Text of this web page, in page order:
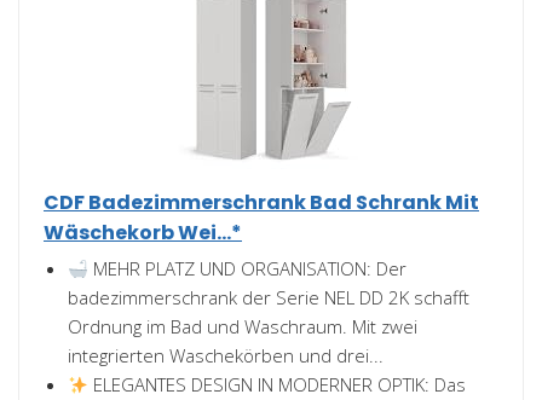
CDF Badezimmerschrank Bad Schrank Mit
Wäschekorb Wei...*
MEHR PLATZ UND ORGANISATION: Der
badezimmerschrank der Serie NEL DD 2K schafft
Ordnung im Bad und Waschraum. Mit zwei
integrierten Waschekörben und drei...
ELEGANTES DESIGN IN MODERNER OPTIK: Das